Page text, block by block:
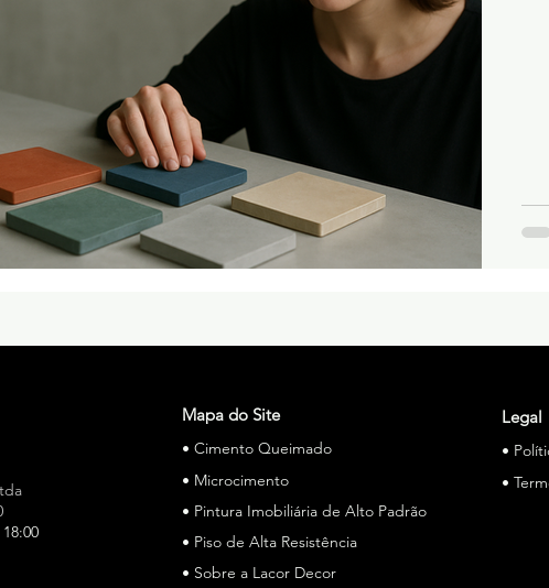
queimado e microcimento em
Mapa do Site
• Cimento Queimado
• Microcimento
• Pintura Imobiliária de Alto Padrão
• Piso de Alta Resistência
• Sobre a Lacor Decor
Legal
•
•